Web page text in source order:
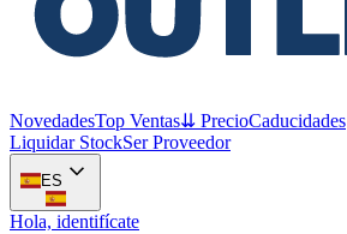
NovedadesTop Ventas⇊ PrecioCaducidades
Liquidar StockSer Proveedor
ES
Hola, identifícate